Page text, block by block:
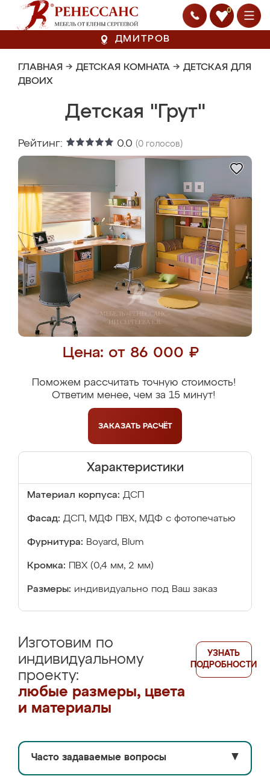
0
ДМИТРОВ
ГЛАВНАЯ → ДЕТСКАЯ КОМНАТА → ДЕТСКАЯ ДЛЯ
ДВОИХ
Детская "Грут"
Рейтинг: 0.0 (0 голосов)
Цена: от 86 000 ₽
Поможем рассчитать точную стоимость!
Ответим менее, чем за 15 минут!
ЗАКАЗАТЬ РАСЧЁТ
Характеристики
Материал корпуса: ДСП
Фасад: ДСП, МДФ ПВХ, МДФ с фотопечатью
Фурнитура: Boyard, Blum
Кромка: ПВХ (0,4 мм, 2 мм)
Размеры: индивидуально под Ваш заказ
Изготовим по
индивидуальному
проекту:
любые размеры, цвета
и материалы
УЗНАТЬ
ПОДРОБНОСТИ
Часто задаваемые вопросы ▼